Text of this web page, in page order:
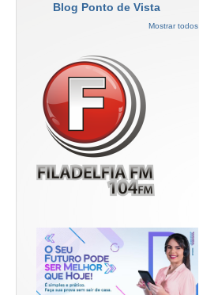
Blog Ponto de Vista
Mostrar todos